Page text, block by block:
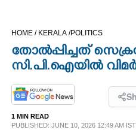
CINEMA
OPINION
PHOTOS
HOME / KERALA /POLITICS
തോൽപ്പിച്ചത്
സി.പി.ഐയിൽ
1 MIN READ
PUBLISHED: JUNE 10, 2026 12:49 AM IST